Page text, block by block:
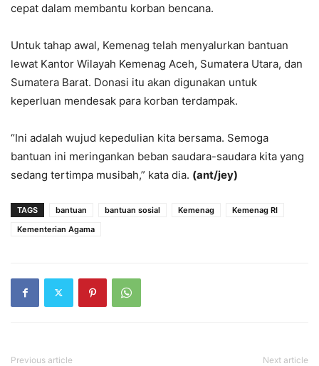
cepat dalam membantu korban bencana.
Untuk tahap awal, Kemenag telah menyalurkan bantuan
lewat Kantor Wilayah Kemenag Aceh, Sumatera Utara, dan
Sumatera Barat. Donasi itu akan digunakan untuk
keperluan mendesak para korban terdampak.
“Ini adalah wujud kepedulian kita bersama. Semoga
bantuan ini meringankan beban saudara-saudara kita yang
sedang tertimpa musibah,” kata dia. (ant/jey)
TAGS bantuan bantuan sosial Kemenag
Kemenag RI
Kementerian Agama
Previous article Next article